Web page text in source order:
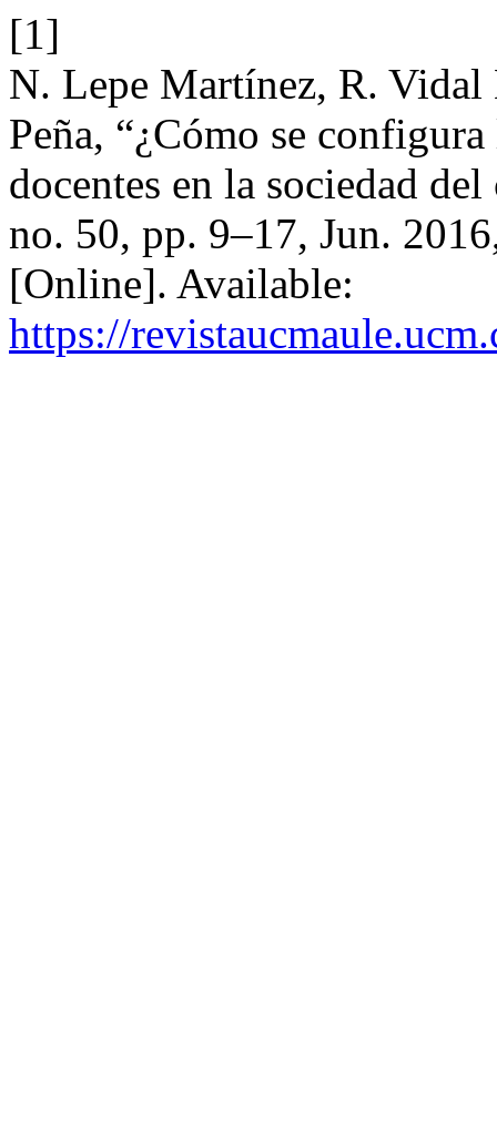
[1]
N. Lepe Martínez, R. Vidal
Peña, “¿Cómo se
docentes en la sociedad
no. 50, pp. 9–17, Jun.
[Online]. Available:
https://